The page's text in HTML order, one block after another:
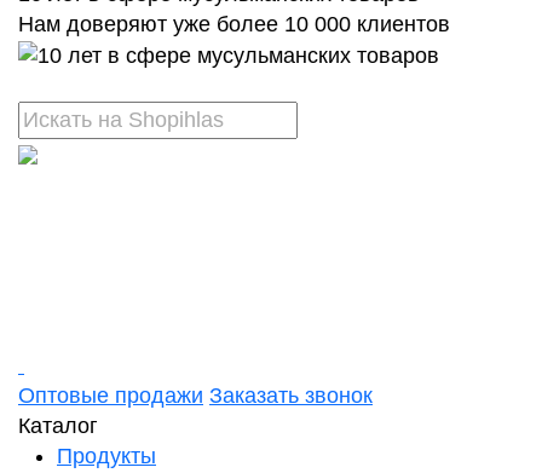
Нам доверяют уже более 10 000 клиентов
Оптовые продажи Заказать звонок
Каталог
Продукты